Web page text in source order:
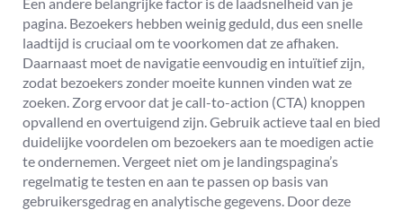
pagina. Bezoekers hebben weinig geduld, dus een snelle
laadtijd is cruciaal om te voorkomen dat ze afhaken.
Daarnaast moet de navigatie eenvoudig en intuïtief zijn,
zodat bezoekers zonder moeite kunnen vinden wat ze
zoeken. Zorg ervoor dat je call-to-action (CTA) knoppen
opvallend en overtuigend zijn. Gebruik actieve taal en bied
duidelijke voordelen om bezoekers aan te moedigen actie
te ondernemen. Vergeet niet om je landingspagina’s
regelmatig te testen en aan te passen op basis van
gebruikersgedrag en analytische gegevens. Door deze